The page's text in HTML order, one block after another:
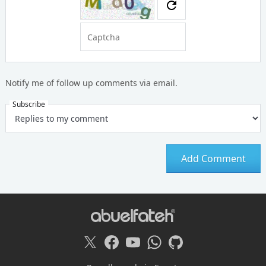
Notify me of follow up comments via email.
Subscribe
Notify me of follow up comments via email.
Subscribe